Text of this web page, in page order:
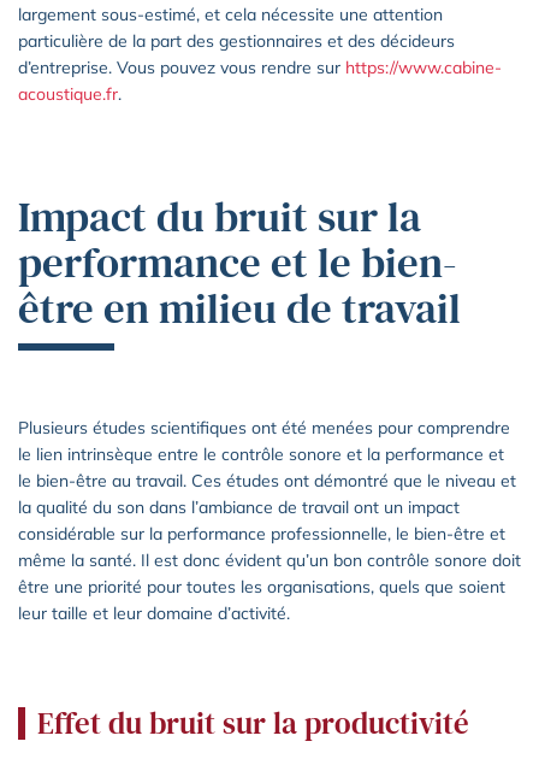
largement sous-estimé, et cela nécessite une attention
particulière de la part des gestionnaires et des décideurs
d’entreprise. Vous pouvez vous rendre sur https://www.cabine-
acoustique.fr.
Impact du bruit sur la
performance et le bien-
être en milieu de travail
Plusieurs études scientifiques ont été menées pour comprendre
le lien intrinsèque entre le contrôle sonore et la performance et
le bien-être au travail. Ces études ont démontré que le niveau et
la qualité du son dans l’ambiance de travail ont un impact
considérable sur la performance professionnelle, le bien-être et
même la santé. Il est donc évident qu’un bon contrôle sonore doit
être une priorité pour toutes les organisations, quels que soient
leur taille et leur domaine d’activité.
Effet du bruit sur la productivité